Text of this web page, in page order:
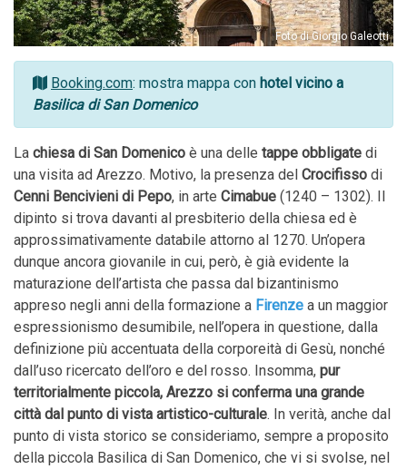
Foto di Giorgio Galeotti
Booking.com: mostra mappa con hotel vicino a
Basilica di San Domenico
La chiesa di San Domenico è una delle tappe obbligate di
una visita ad Arezzo. Motivo, la presenza del Crocifisso di
Cenni Bencivieni di Pepo, in arte Cimabue (1240 – 1302). Il
dipinto si trova davanti al presbiterio della chiesa ed è
approssimativamente databile attorno al 1270. Un’opera
dunque ancora giovanile in cui, però, è già evidente la
maturazione dell’artista che passa dal bizantinismo
appreso negli anni della formazione a Firenze a un maggior
espressionismo desumibile, nell’opera in questione, dalla
definizione più accentuata della corporeità di Gesù, nonché
dall’uso ricercato dell’oro e del rosso. Insomma, pur
territorialmente piccola, Arezzo si conferma una grande
città dal punto di vista artistico-culturale. In verità, anche dal
punto di vista storico se consideriamo, sempre a proposito
della piccola Basilica di San Domenico, che vi si svolse, nel